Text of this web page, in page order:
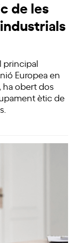
de les
principal
Europea en
ha obert dos
ètic de